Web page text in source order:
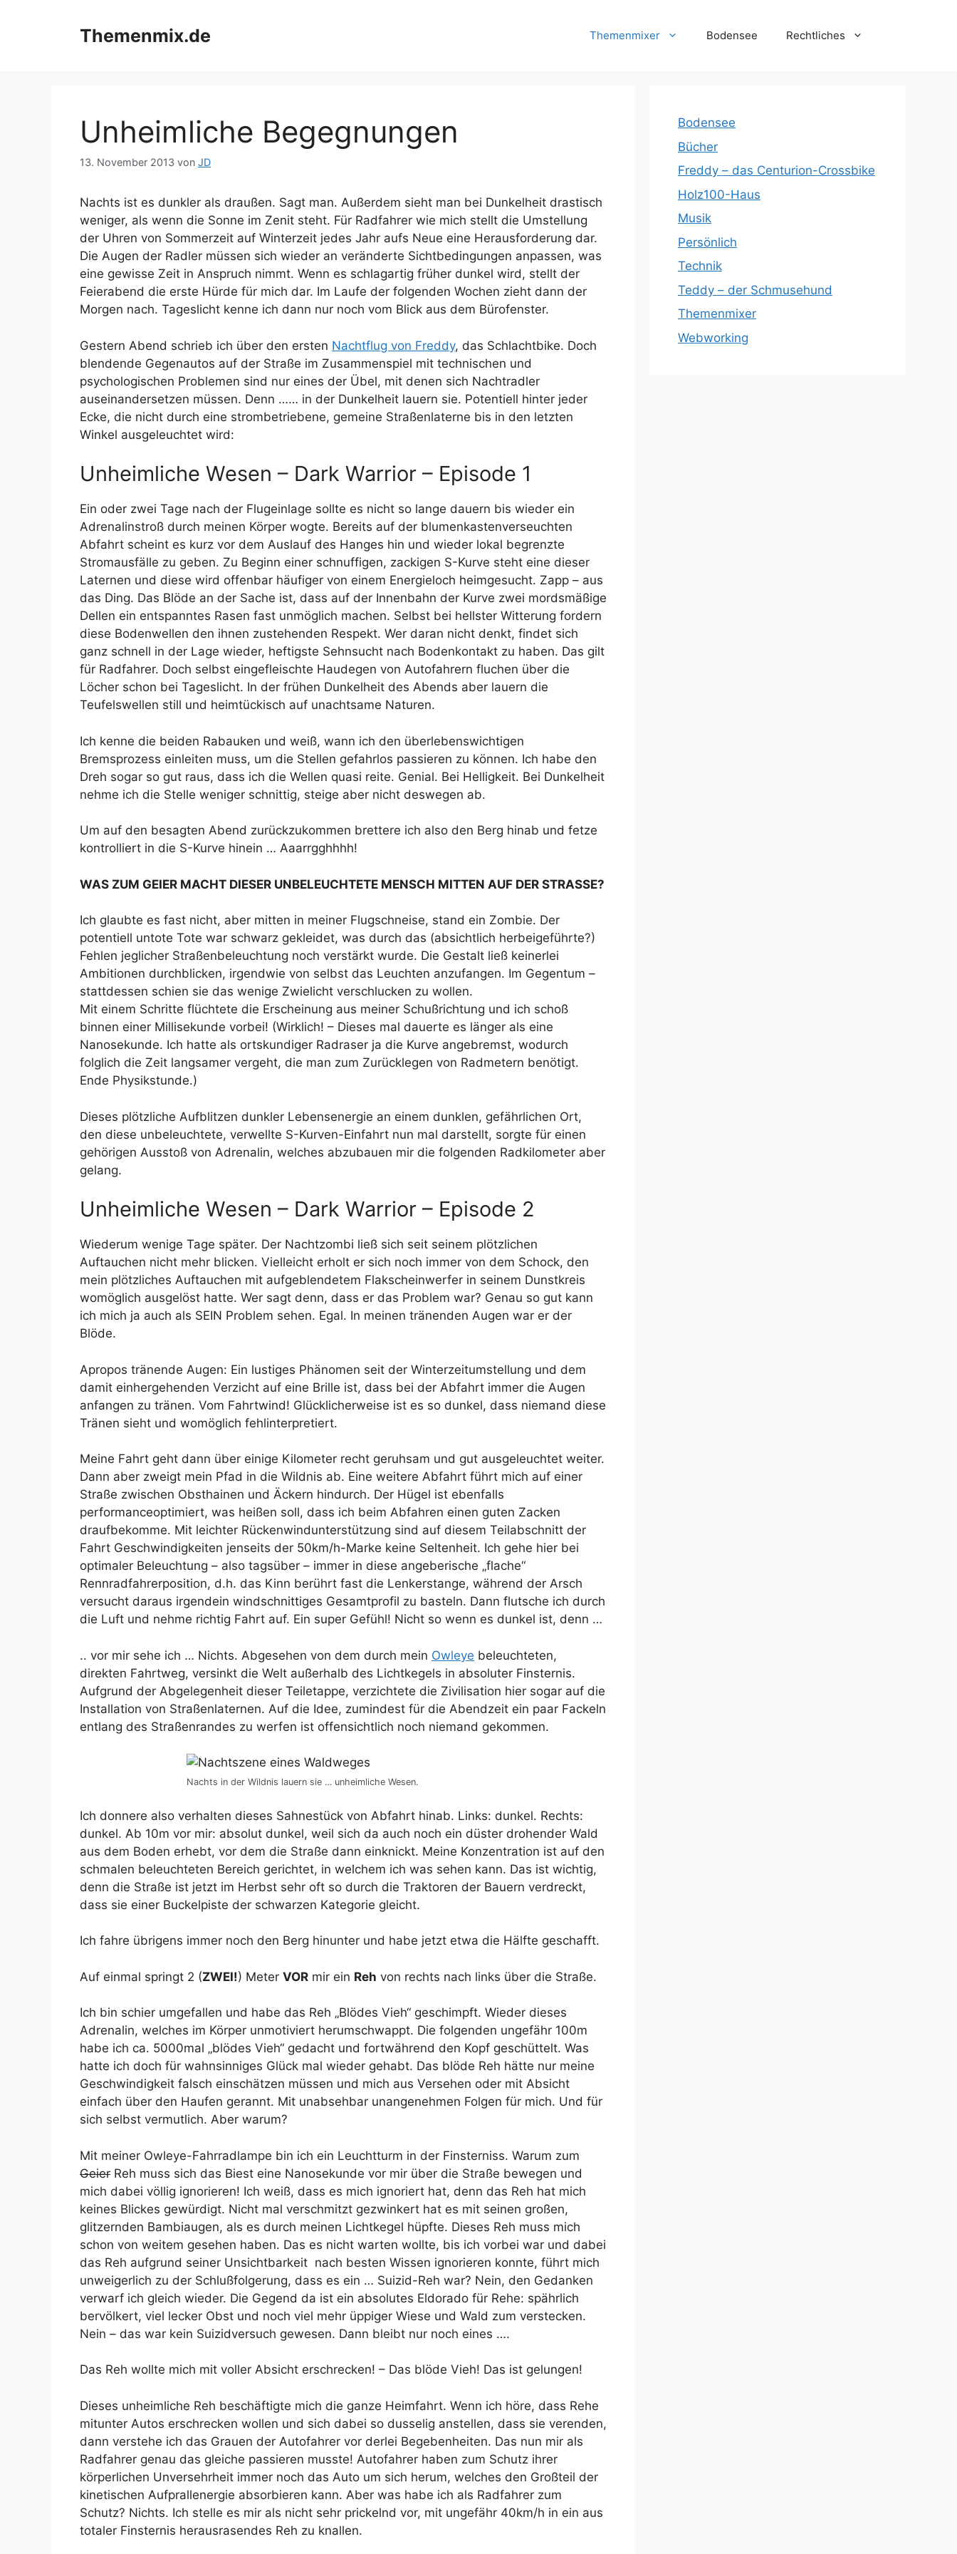
Themenmix.de Themenmixer Bodensee Rechtliches
Unheimliche Begegnungen
13. November 2013 von JD
Nachts ist es dunkler als draußen. Sagt man. Außerdem sieht man bei Dunkelheit drastisch
weniger, als wenn die Sonne im Zenit steht. Für Radfahrer wie mich stellt die Umstellung
der Uhren von Sommerzeit auf Winterzeit jedes Jahr aufs Neue eine Herausforderung dar.
Die Augen der Radler müssen sich wieder an veränderte Sichtbedingungen anpassen, was
eine gewisse Zeit in Anspruch nimmt. Wenn es schlagartig früher dunkel wird, stellt der
Feierabend die erste Hürde für mich dar. Im Laufe der folgenden Wochen zieht dann der
Morgen nach. Tageslicht kenne ich dann nur noch vom Blick aus dem Bürofenster.
Gestern Abend schrieb ich über den ersten Nachtflug von Freddy, das Schlachtbike. Doch
blendende Gegenautos auf der Straße im Zusammenspiel mit technischen und
psychologischen Problemen sind nur eines der Übel, mit denen sich Nachtradler
auseinandersetzen müssen. Denn …… in der Dunkelheit lauern sie. Potentiell hinter jeder
Ecke, die nicht durch eine strombetriebene, gemeine Straßenlaterne bis in den letzten
Winkel ausgeleuchtet wird:
Unheimliche Wesen – Dark Warrior – Episode 1
Ein oder zwei Tage nach der Flugeinlage sollte es nicht so lange dauern bis wieder ein
Adrenalinstroß durch meinen Körper wogte. Bereits auf der blumenkastenverseuchten
Abfahrt scheint es kurz vor dem Auslauf des Hanges hin und wieder lokal begrenzte
Stromausfälle zu geben. Zu Beginn einer schnuffigen, zackigen S-Kurve steht eine dieser
Laternen und diese wird offenbar häufiger von einem Energieloch heimgesucht. Zapp – aus
das Ding. Das Blöde an der Sache ist, dass auf der Innenbahn der Kurve zwei mordsmäßige
Dellen ein entspanntes Rasen fast unmöglich machen. Selbst bei hellster Witterung fordern
diese Bodenwellen den ihnen zustehenden Respekt. Wer daran nicht denkt, findet sich
ganz schnell in der Lage wieder, heftigste Sehnsucht nach Bodenkontakt zu haben. Das gilt
für Radfahrer. Doch selbst eingefleischte Haudegen von Autofahrern fluchen über die
Löcher schon bei Tageslicht. In der frühen Dunkelheit des Abends aber lauern die
Teufelswellen still und heimtückisch auf unachtsame Naturen.
Ich kenne die beiden Rabauken und weiß, wann ich den überlebenswichtigen
Bremsprozess einleiten muss, um die Stellen gefahrlos passieren zu können. Ich habe den
Dreh sogar so gut raus, dass ich die Wellen quasi reite. Genial. Bei Helligkeit. Bei Dunkelheit
nehme ich die Stelle weniger schnittig, steige aber nicht deswegen ab.
Um auf den besagten Abend zurückzukommen brettere ich also den Berg hinab und fetze
kontrolliert in die S-Kurve hinein … Aaarrgghhhh!
WAS ZUM GEIER MACHT DIESER UNBELEUCHTETE MENSCH MITTEN AUF DER STRASSE?
Ich glaubte es fast nicht, aber mitten in meiner Flugschneise, stand ein Zombie. Der
potentiell untote Tote war schwarz gekleidet, was durch das (absichtlich herbeigeführte?)
Fehlen jeglicher Straßenbeleuchtung noch verstärkt wurde. Die Gestalt ließ keinerlei
Ambitionen durchblicken, irgendwie von selbst das Leuchten anzufangen. Im Gegentum –
stattdessen schien sie das wenige Zwielicht verschlucken zu wollen.
Mit einem Schritte flüchtete die Erscheinung aus meiner Schußrichtung und ich schoß
binnen einer Millisekunde vorbei! (Wirklich! – Dieses mal dauerte es länger als eine
Nanosekunde. Ich hatte als ortskundiger Radraser ja die Kurve angebremst, wodurch
folglich die Zeit langsamer vergeht, die man zum Zurücklegen von Radmetern benötigt.
Ende Physikstunde.)
Dieses plötzliche Aufblitzen dunkler Lebensenergie an einem dunklen, gefährlichen Ort,
den diese unbeleuchtete, verwellte S-Kurven-Einfahrt nun mal darstellt, sorgte für einen
gehörigen Ausstoß von Adrenalin, welches abzubauen mir die folgenden Radkilometer aber
gelang.
Unheimliche Wesen – Dark Warrior – Episode 2
Wiederum wenige Tage später. Der Nachtzombi ließ sich seit seinem plötzlichen
Auftauchen nicht mehr blicken. Vielleicht erholt er sich noch immer von dem Schock, den
mein plötzliches Auftauchen mit aufgeblendetem Flakscheinwerfer in seinem Dunstkreis
womöglich ausgelöst hatte. Wer sagt denn, dass er das Problem war? Genau so gut kann
ich mich ja auch als SEIN Problem sehen. Egal. In meinen tränenden Augen war er der
Blöde.
Apropos tränende Augen: Ein lustiges Phänomen seit der Winterzeitumstellung und dem
damit einhergehenden Verzicht auf eine Brille ist, dass bei der Abfahrt immer die Augen
anfangen zu tränen. Vom Fahrtwind! Glücklicherweise ist es so dunkel, dass niemand diese
Tränen sieht und womöglich fehlinterpretiert.
Meine Fahrt geht dann über einige Kilometer recht geruhsam und gut ausgeleuchtet weiter.
Dann aber zweigt mein Pfad in die Wildnis ab. Eine weitere Abfahrt führt mich auf einer
Straße zwischen Obsthainen und Äckern hindurch. Der Hügel ist ebenfalls
performanceoptimiert, was heißen soll, dass ich beim Abfahren einen guten Zacken
draufbekomme. Mit leichter Rückenwindunterstützung sind auf diesem Teilabschnitt der
Fahrt Geschwindigkeiten jenseits der 50km/h-Marke keine Seltenheit. Ich gehe hier bei
optimaler Beleuchtung – also tagsüber – immer in diese angeberische „flache“
Rennradfahrerposition, d.h. das Kinn berührt fast die Lenkerstange, während der Arsch
versucht daraus irgendein windschnittiges Gesamtprofil zu basteln. Dann flutsche ich durch
die Luft und nehme richtig Fahrt auf. Ein super Gefühl! Nicht so wenn es dunkel ist, denn …
.. vor mir sehe ich … Nichts. Abgesehen von dem durch mein Owleye beleuchteten,
direkten Fahrtweg, versinkt die Welt außerhalb des Lichtkegels in absoluter Finsternis.
Aufgrund der Abgelegenheit dieser Teiletappe, verzichtete die Zivilisation hier sogar auf die
Installation von Straßenlaternen. Auf die Idee, zumindest für die Abendzeit ein paar Fackeln
entlang des Straßenrandes zu werfen ist offensichtlich noch niemand gekommen.
Nachts in der Wildnis lauern sie … unheimliche Wesen.
Ich donnere also verhalten dieses Sahnestück von Abfahrt hinab. Links: dunkel. Rechts:
dunkel. Ab 10m vor mir: absolut dunkel, weil sich da auch noch ein düster drohender Wald
aus dem Boden erhebt, vor dem die Straße dann einknickt. Meine Konzentration ist auf den
schmalen beleuchteten Bereich gerichtet, in welchem ich was sehen kann. Das ist wichtig,
denn die Straße ist jetzt im Herbst sehr oft so durch die Traktoren der Bauern verdreckt,
dass sie einer Buckelpiste der schwarzen Kategorie gleicht.
Ich fahre übrigens immer noch den Berg hinunter und habe jetzt etwa die Hälfte geschafft.
Auf einmal springt 2 (ZWEI!) Meter VOR mir ein Reh von rechts nach links über die Straße.
Ich bin schier umgefallen und habe das Reh „Blödes Vieh“ geschimpft. Wieder dieses
Adrenalin, welches im Körper unmotiviert herumschwappt. Die folgenden ungefähr 100m
habe ich ca. 5000mal „blödes Vieh“ gedacht und fortwährend den Kopf geschüttelt. Was
hatte ich doch für wahnsinniges Glück mal wieder gehabt. Das blöde Reh hätte nur meine
Geschwindigkeit falsch einschätzen müssen und mich aus Versehen oder mit Absicht
einfach über den Haufen gerannt. Mit unabsehbar unangenehmen Folgen für mich. Und für
sich selbst vermutlich. Aber warum?
Mit meiner Owleye-Fahrradlampe bin ich ein Leuchtturm in der Finsterniss. Warum zum
Geier Reh muss sich das Biest eine Nanosekunde vor mir über die Straße bewegen und
mich dabei völlig ignorieren! Ich weiß, dass es mich ignoriert hat, denn das Reh hat mich
keines Blickes gewürdigt. Nicht mal verschmitzt gezwinkert hat es mit seinen großen,
glitzernden Bambiaugen, als es durch meinen Lichtkegel hüpfte. Dieses Reh muss mich
schon von weitem gesehen haben. Das es nicht warten wollte, bis ich vorbei war und dabei
das Reh aufgrund seiner Unsichtbarkeit nach besten Wissen ignorieren konnte, führt mich
unweigerlich zu der Schlußfolgerung, dass es ein … Suizid-Reh war? Nein, den Gedanken
verwarf ich gleich wieder. Die Gegend da ist ein absolutes Eldorado für Rehe: spährlich
bervölkert, viel lecker Obst und noch viel mehr üppiger Wiese und Wald zum verstecken.
Nein – das war kein Suizidversuch gewesen. Dann bleibt nur noch eines ….
Das Reh wollte mich mit voller Absicht erschrecken! – Das blöde Vieh! Das ist gelungen!
Dieses unheimliche Reh beschäftigte mich die ganze Heimfahrt. Wenn ich höre, dass Rehe
mitunter Autos erschrecken wollen und sich dabei so dusselig anstellen, dass sie verenden,
dann verstehe ich das Grauen der Autofahrer vor derlei Begebenheiten. Das nun mir als
Radfahrer genau das gleiche passieren musste! Autofahrer haben zum Schutz ihrer
körperlichen Unversehrheit immer noch das Auto um sich herum, welches den Großteil der
kinetischen Aufprallenergie absorbieren kann. Aber was habe ich als Radfahrer zum
Schutz? Nichts. Ich stelle es mir als nicht sehr prickelnd vor, mit ungefähr 40km/h in ein aus
totaler Finsternis herausrasendes Reh zu knallen.
Bodensee
Bücher
Freddy – das Centurion-Crossbike
Holz100-Haus
Musik
Persönlich
Technik
Teddy – der Schmusehund
Themenmixer
Webworking